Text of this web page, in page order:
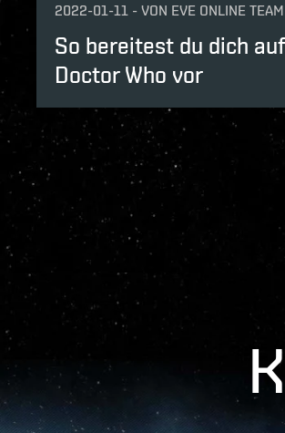
2022-01-11 - VON EVE ONLINE TEAM
So bereitest du dich auf
Doctor Who vor